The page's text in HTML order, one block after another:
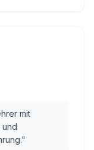
mit
und
"